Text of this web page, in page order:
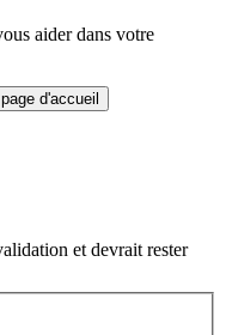
aider dans votre
d'accueil
et devrait rester